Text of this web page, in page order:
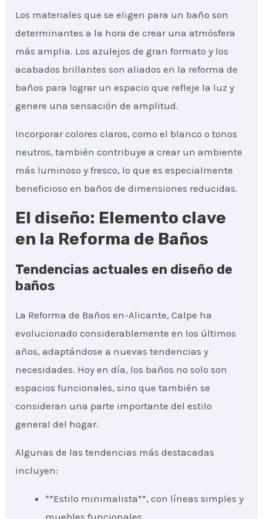
Los materiales que se eligen para un baño son
determinantes a la hora de crear una atmósfera
más amplia. Los azulejos de gran formato y los
acabados brillantes son aliados en la reforma de
baños para lograr un espacio que refleje la luz y
genere una sensación de amplitud.
Incorporar colores claros, como el blanco o tonos
neutros, también contribuye a crear un ambiente
más luminoso y fresco, lo que es especialmente
beneficioso en baños de dimensiones reducidas.
El diseño: Elemento clave
en la Reforma de Baños
Tendencias actuales en diseño de
baños
La Reforma de Baños en-Alicante, Calpe ha
evolucionado considerablemente en los últimos
años, adaptándose a nuevas tendencias y
necesidades. Hoy en día, los baños no solo son
espacios funcionales, sino que también se
consideran una parte importante del estilo
general del hogar.
Algunas de las tendencias más destacadas
incluyen:
**Estilo minimalista**, con líneas simples y
muebles funcionales.